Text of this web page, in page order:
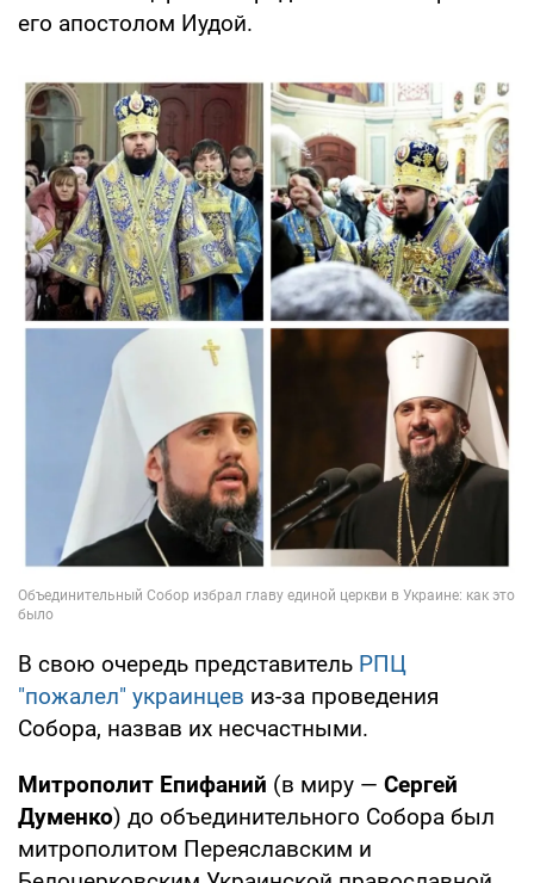
его апостолом Иудой.
В свою очередь представитель РПЦ
"пожалел" украинцев из-за проведения
Собора, назвав их несчастными.
Митрополит Епифаний (в миру — Сергей
Думенко) до объединительного Собора был
митрополитом Переяславским и